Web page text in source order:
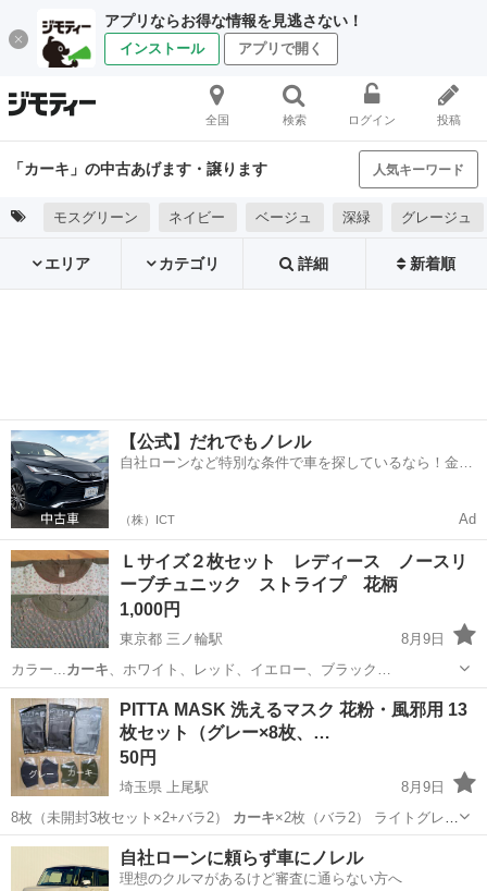
アプリならお得な情報を見逃さない！
インストール アプリで開く
全国 検索 ログイン 投稿
「カーキ」の中古あげます・譲ります 人気キーワード
モスグリーン ネイビー ベージュ 深緑 グレージュ
エリア カテゴリ 詳細 新着順
【公式】だれでもノレル
自社ローンなど特別な条件で車を探しているなら！金利
（株）ICT Ad
Ｌサイズ２枚セット レディース ノースリ
ーブチュニック ストライプ 花柄
1,000円
東京都 三ノ輪駅
8月9日
カラー... カーキ 、ホワイト、レッド、イエロー、ブラック…
東京 台東区 ブラウス 花柄
PITTA MASK 洗えるマスク 花粉・風邪用 13
枚セット（グレー×8枚、…
50円
埼玉県 上尾駅
8月9日
8枚（未開封3枚セット×2+バラ2） カーキ×2枚（バラ2） ライトグレー
×3枚（…
埼玉 上尾市 上尾駅 その他
自社ローンに頼らず車にノレル
理想のクルマがあるけど審査に通らない方へ